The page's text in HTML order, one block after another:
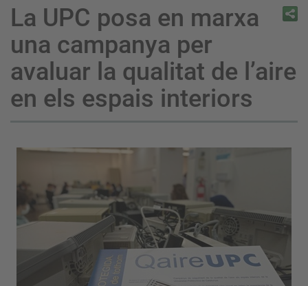
La UPC posa en marxa
una campanya per
avaluar la qualitat de l’aire
en els espais interiors